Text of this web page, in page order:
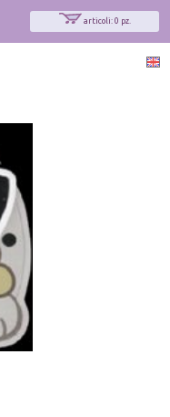
articoli: 0 pz.